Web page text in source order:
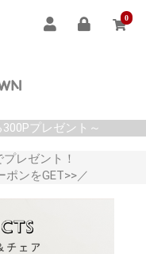
0
プレゼント～
レゼント！
ポンをGET>>／